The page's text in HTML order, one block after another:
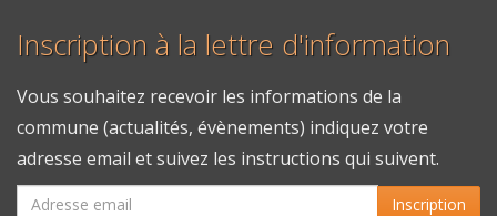
Inscription à la lettre d'information
Vous souhaitez recevoir les informations de la
commune (actualités, évènements) indiquez votre
adresse email et suivez les instructions qui suivent.
Inscription